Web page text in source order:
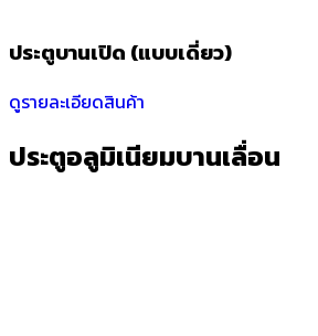
ประตูบานเปิด (แบบเดี่ยว)
ดูรายละเอียดสินค้า
ประตูอลูมิเนียมบานเลื่อน